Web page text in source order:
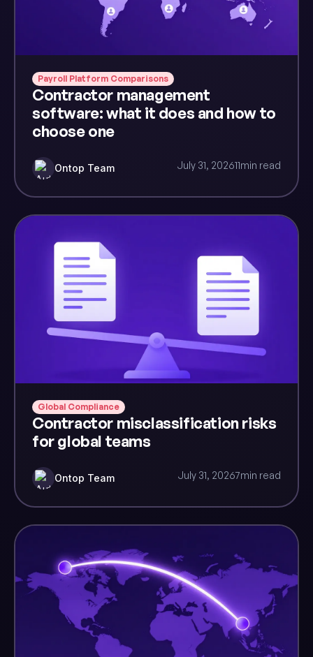
Payroll Platform Comparisons
Contractor management
software: what it does and how to
choose one
Ontop Team July 31, 202611min read
Global Compliance
Contractor misclassification risks
for global teams
Ontop Team July 31, 20267min read